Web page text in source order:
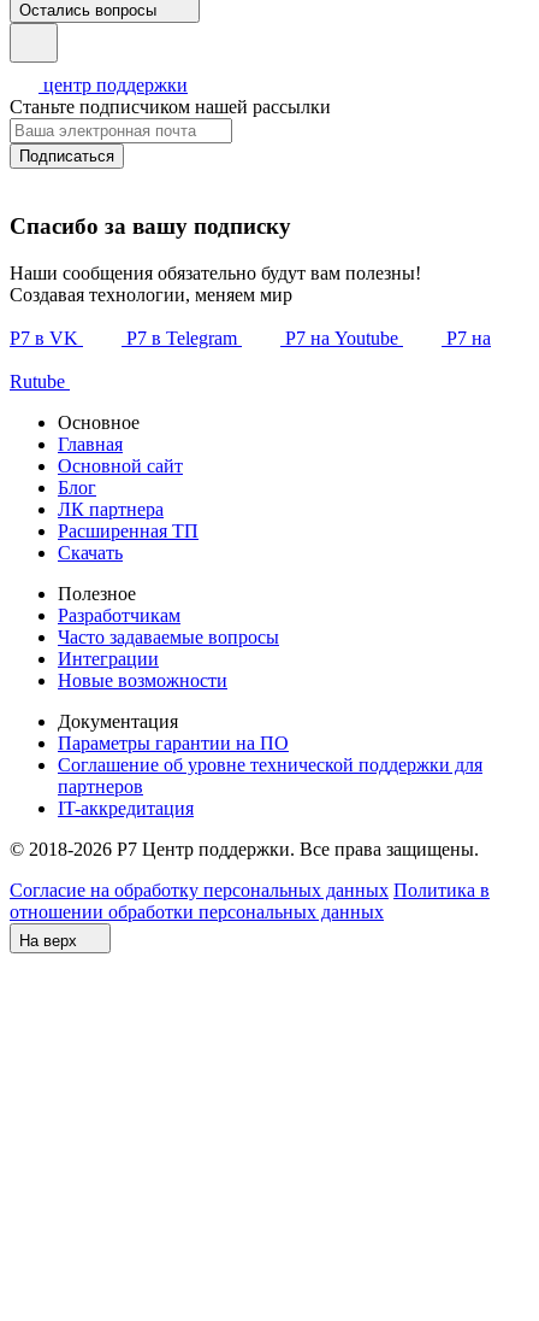
Остались вопросы
центр поддержки
Станьте подписчиком нашей рассылки
Подписаться
Спасибо за вашу подписку
Наши сообщения обязательно будут вам полезны!
Создавая технологии, меняем мир
Р7 в VK Р7 в Telegram Р7 на Youtube Р7 на
Rutube
Основное
Главная
Основной сайт
Блог
ЛК партнера
Расширенная ТП
Скачать
Полезное
Разработчикам
Часто задаваемые вопросы
Интеграции
Новые возможности
Документация
Параметры гарантии на ПО
Соглашение об уровне технической поддержки для
партнеров
IT-аккредитация
© 2018-2026 Р7 Центр поддержки. Все права защищены.
Согласие на обработку персональных данных Политика в
отношении обработки персональных данных
На верх